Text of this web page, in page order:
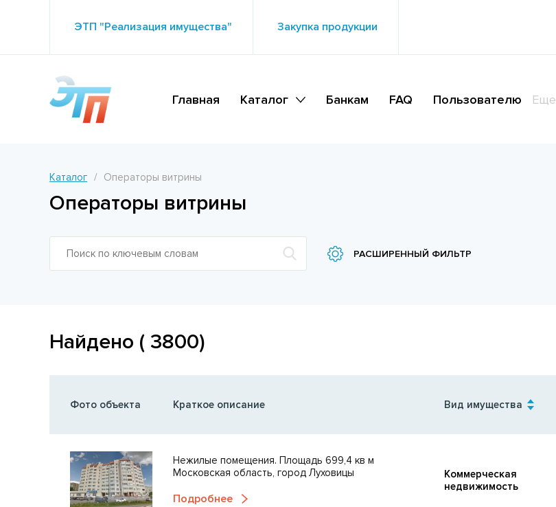
ЭТП "Реализация имущества" Закупка продукции
Главная Каталог Банкам FAQ Пользователю Еще
Каталог Операторы витрины
Операторы витрины
РАСШИРЕННЫЙ ФИЛЬТР
Найдено ( 3800)
Фото объекта Краткое описание Вид имущества
Нежилые помещения. Площадь 699,4 кв м
Московская область, город Луховицы
Подробнее
Коммерческая
недвижимость